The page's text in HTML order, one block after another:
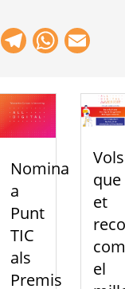
Facebook
Telegram
Nomina
a
Punt
TIC
als
Premis
Vols
que
et
com
el